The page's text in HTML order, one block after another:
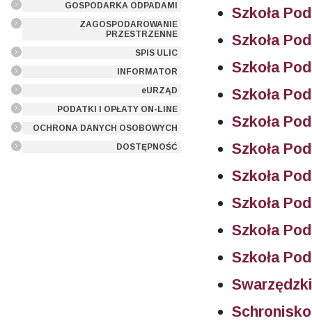
GOSPODARKA ODPADAMI
ZAGOSPODAROWANIE
PRZESTRZENNE
SPIS ULIC
INFORMATOR
eURZĄD
PODATKI I OPŁATY ON-LINE
OCHRONA DANYCH OSOBOWYCH
DOSTĘPNOŚĆ
Szkoła
Szkoła
Szkoła
Szkoła
Szkoła
Szkoła
Szkoła
Szkoła
Szkoła
Szkoła